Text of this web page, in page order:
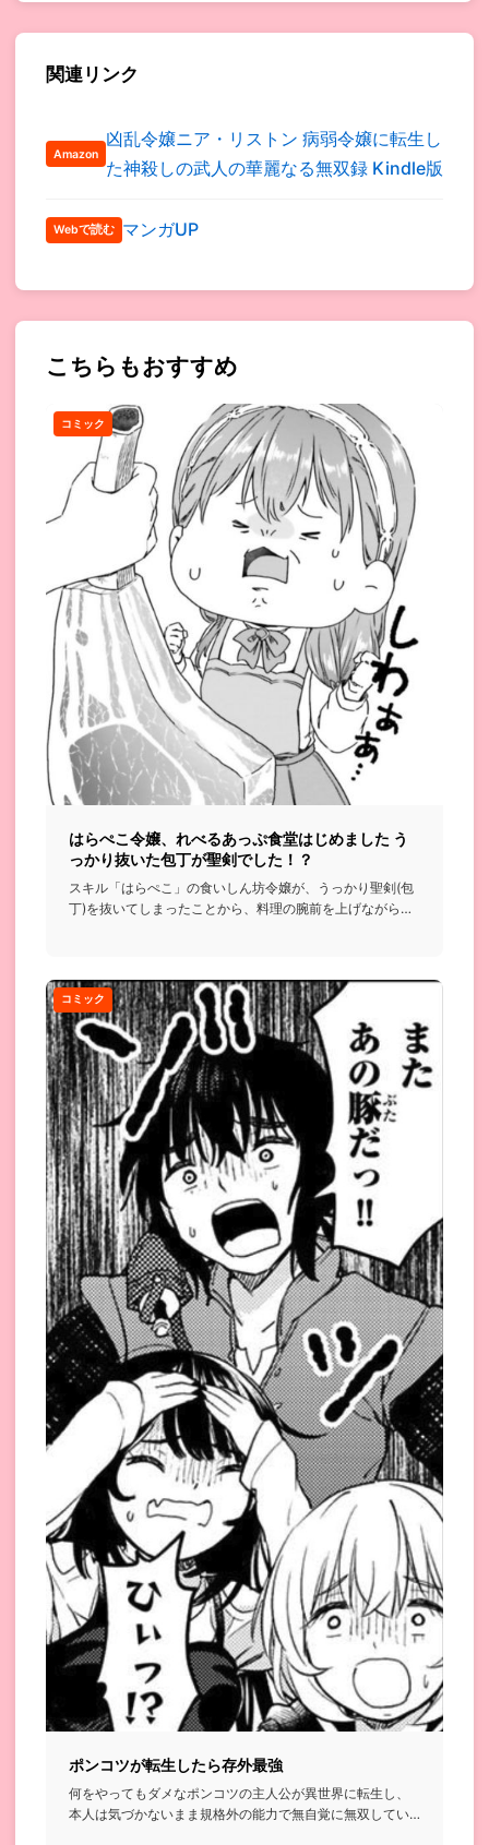
関連リンク
Amazon
凶乱令嬢ニア・リストン 病弱令嬢に転生し
た神殺しの武人の華麗なる無双録 Kindle版
Webで読む マンガUP
こちらもおすすめ
コミック
はらぺこ令嬢、れべるあっぷ食堂はじめました う
っかり抜いた包丁が聖剣でした！？
スキル「はらぺこ」の食いしん坊令嬢が、うっかり聖剣(包
丁)を抜いてしまったことから、料理の腕前を上げながら、
コミック
ポンコツが転生したら存外最強
何をやってもダメなポンコツの主人公が異世界に転生し、
本人は気づかないまま規格外の能力で無自覚に無双してい